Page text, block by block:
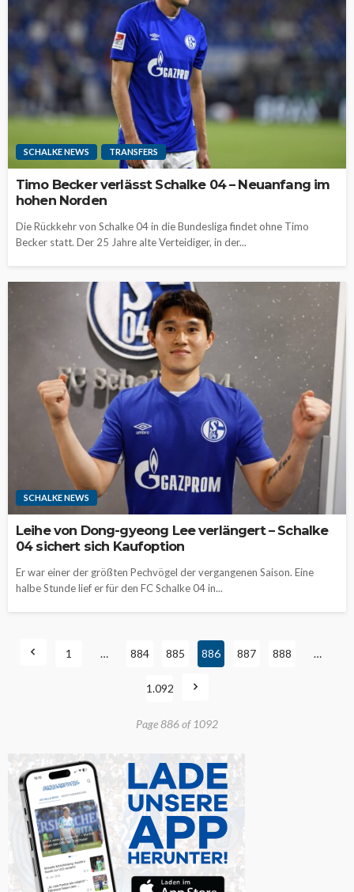
SCHALKE NEWS TRANSFERS
Timo Becker verlässt Schalke 04 – Neuanfang im
hohen Norden
Die Rückkehr von Schalke 04 in die Bundesliga findet ohne Timo
Becker statt. Der 25 Jahre alte Verteidiger, in der...
SCHALKE NEWS
Leihe von Dong-gyeong Lee verlängert – Schalke
04 sichert sich Kaufoption
Er war einer der größten Pechvögel der vergangenen Saison. Eine
halbe Stunde lief er für den FC Schalke 04 in...
1 … 884 885 886 887 888 …
1.092
Page 886 of 1092